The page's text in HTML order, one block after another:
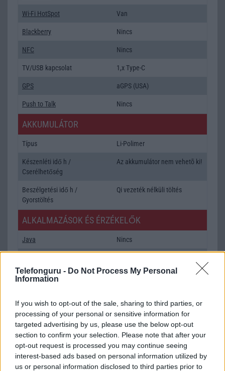
Telefonguru - Do Not Process My Personal
Information
If you wish to opt-out of the sale, sharing to third parties, or
processing of your personal or sensitive information for
targeted advertising by us, please use the below opt-out
section to confirm your selection. Please note that after your
opt-out request is processed you may continue seeing
interest-based ads based on personal information utilized by
us or personal information disclosed to third parties prior to
Wi-Fi HotSpot Van
Blackberry Nincs
NFC Nincs
TV/USB kapcsolat 1,x Type-C
GPS aGPS (USA)
Push to Talk Nincs
AKKUMULÁTOR
Típus Li-Polimer
Készenléti idő h /
Cserélhetőség
Az akkumulátor nem vehetõ ki!
Beszélgetési idő h /
Gyorstöltés
Qi vezeték nélküli töltés
ALKALMAZÁSOK ÉS ÉRZÉKELŐK
Java Nincs
SNS integráció alap szolgáltatás
T9 szótár alkalmazás független szótár
Office alkalmazások
DV = Document viewer (Word,
Excel, PowerPoint, PDF)
Iránytũ ecompass